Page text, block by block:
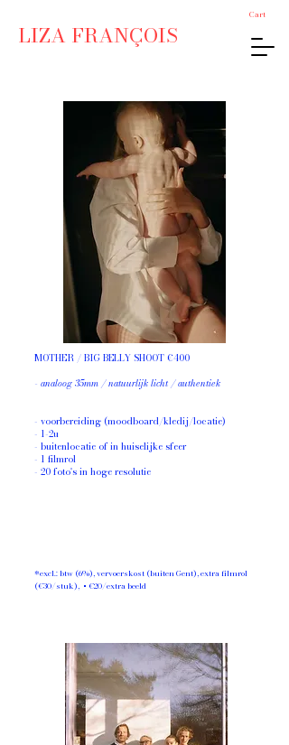
LIZA FRANÇOIS
Cart
MOTHER / BIG BELLY SHOOT €400
- analoog 35mm / natuurlijk licht / authentiek
- voorbereiding (moodboard/kledij/locatie)
- 1-2u
- buitenlocatie of in huiselijke sfeer
- 1 filmrol
- 20 foto's in hoge resolutie
*excl.: btw (6%), vervoerskost (buiten Gent), extra filmrol
(€30/stuk), + €20/extra beeld